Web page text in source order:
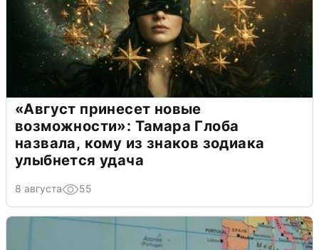
«Август принесет новые
возможности»: Тамара Глоба
назвала, кому из знаков зодиака
улыбнется удача
8 августа 55